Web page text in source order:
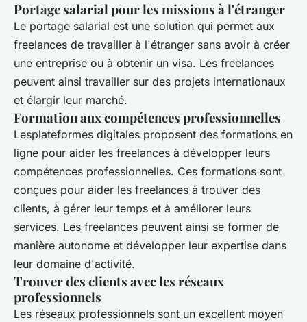
Portage salarial pour les missions à l'étranger
Le portage salarial est une solution qui permet aux
freelances de travailler à l'étranger sans avoir à créer
une entreprise ou à obtenir un visa. Les freelances
peuvent ainsi travailler sur des projets internationaux
et élargir leur marché.
Formation aux compétences professionnelles
Lesplateformes digitales proposent des formations en
ligne pour aider les freelances à développer leurs
compétences professionnelles. Ces formations sont
conçues pour aider les freelances à trouver des
clients, à gérer leur temps et à améliorer leurs
services. Les freelances peuvent ainsi se former de
manière autonome et développer leur expertise dans
leur domaine d'activité.
Trouver des clients avec les réseaux
professionnels
Les réseaux professionnels sont un excellent moyen